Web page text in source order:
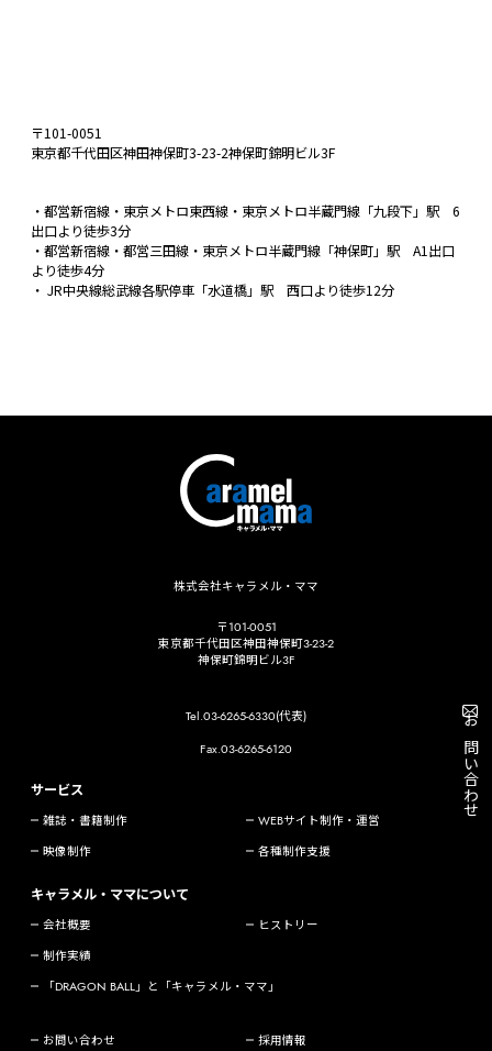
〒101-0051
東京都千代田区神田神保町3-23-2神保町錦明ビル3F
・都営新宿線・東京メトロ東西線・東京メトロ半蔵門線「九段下」駅 6
出口より徒歩3分
・都営新宿線・都営三田線・東京メトロ半蔵門線「神保町」駅 A1出口
より徒歩4分
・ JR中央線総武線各駅停車「水道橋」駅 西口より徒歩12分
株式会社キャラメル・ママ
〒101-0051
東京都千代田区神田神保町3-23-2
神保町錦明ビル3F
Tel.03-6265-6330(代表)
Fax.03-6265-6120
サービス
雑誌・書籍制作
WEBサイト制作・運営
映像制作
各種制作支援
キャラメル・ママについて
会社概要
ヒストリー
制作実績
「DRAGON BALL」と「キャラメル・ママ」
お問い合わせ 採用情報
お問い合わせ